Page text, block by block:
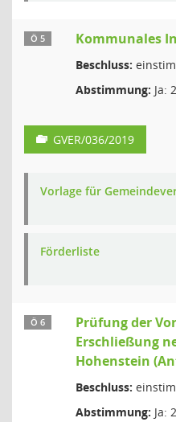
Ö 5 Kommunales
Beschluss:
Abstimmung: Ja:
GVER/036/2019
Vorlage für
Förderliste
Ö 6
Prüfung der
Erschließung
Hohenstein
Beschluss:
Abstimmung: Ja: